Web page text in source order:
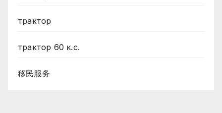
трактор
трактор 60 к.с.
移民服务